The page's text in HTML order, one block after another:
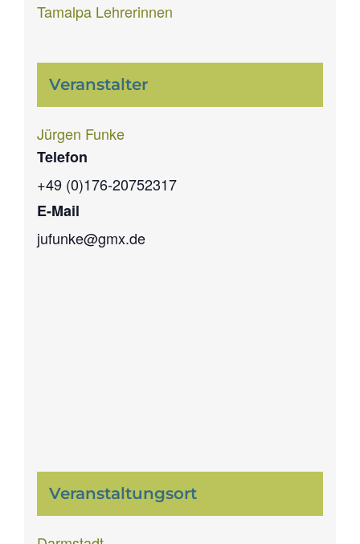
Tamalpa Lehrerinnen
Veranstalter
Jürgen Funke
Telefon
+49 (0)176-20752317
E-Mail
jufunke@gmx.de
Veranstaltungsort